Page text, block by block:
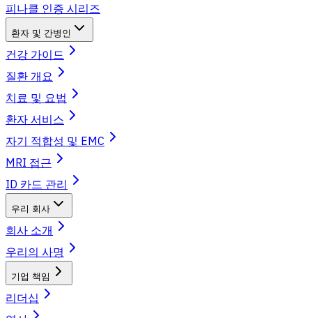
피나클 인증 시리즈
환자 및 간병인
건강 가이드
질환 개요
치료 및 요법
환자 서비스
자기 적합성 및 EMC
MRI 접근
ID 카드 관리
우리 회사
회사 소개
우리의 사명
기업 책임
리더십